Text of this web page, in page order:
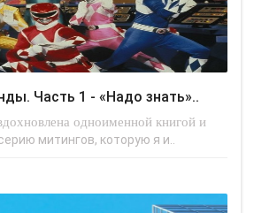
Часть 1 - «Надо знать»..
одноименной книгой и
митингов, которую я и..